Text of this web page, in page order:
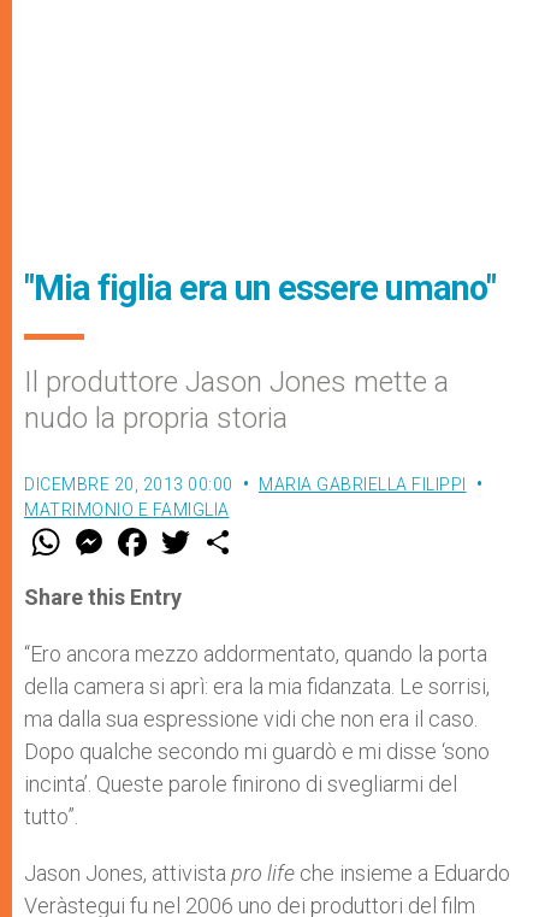
"Mia figlia era un essere umano"
Il produttore Jason Jones mette a
nudo la propria storia
DICEMBRE 20, 2013 00:00
MARIA GABRIELLA FILIPPI
MATRIMONIO E FAMIGLIA
W
t
s
p
p
M
e
s
e
g
e
r
F
a
e
b
o
k
w
r
Share this Entry
“Ero ancora mezzo addormentato, quando la porta
della camera si aprì: era la mia fidanzata. Le sorrisi,
ma dalla sua espressione vidi che non era il caso.
Dopo qualche secondo mi guardò e mi disse ‘sono
incinta’. Queste parole finirono di svegliarmi del
tutto”.
Jason Jones, attivista pro life che insieme a Eduardo
Veràstegui fu nel 2006 uno dei produttori del film